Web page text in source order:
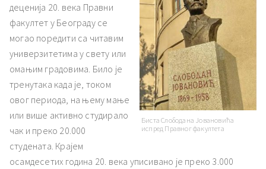
Биста Слободана Јовановића
испред Правног факултета
деценија 20. века Правни
факултет у Београду се
могао поредити са читавим
универзитетима у свету или
омањим градовима. Било је
тренутака када је, током
овог периода, на њему мање
или више активно студирало
чак и преко 20.000
студената. Крајем
осамдесетих година 20. века уписивано је преко 3.000